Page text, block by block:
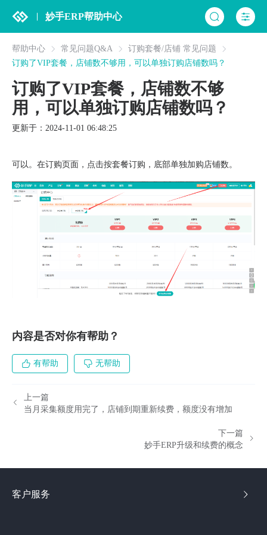
妙手ERP帮助中心
帮助中心 常见问题Q&A
订购套餐/店铺 常见问题
订购了VIP套餐，店铺数不够用，可以单独订购店铺数吗？
订购了VIP套餐，店铺数不够
用，可以单独订购店铺数吗？
更新于：2024-11-01 06:48:25
可以。在订购页面，点击按套餐订购，底部单独加购店铺数。
内容是否对你有帮助？
有帮助 无帮助
上一篇
当月采集额度用完了，店铺到期重新续费，额度没有增加
下一篇
妙手ERP升级和续费的概念
客户服务